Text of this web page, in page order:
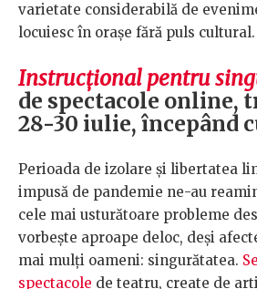
varietate considerabilă de
locuiesc în orașe fără puls cultural.
Instrucțional pentru
de spectacole online,
28-30 iulie, începând
Perioada de izolare și libertatea
impusă de pandemie ne-au
cele mai usturătoare probleme
vorbește aproape deloc, deși
mai mulți oameni: singurătatea.
spectacole de teatru, create de